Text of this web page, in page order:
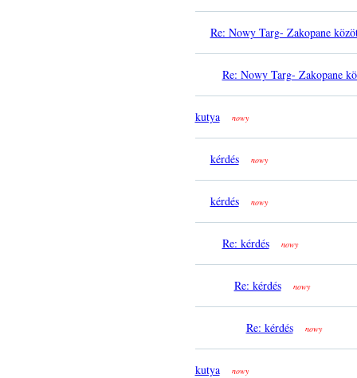
Re: Nowy Targ- Zakopane
Re: Nowy Targ- Zakopane
kutya nowy
kérdés nowy
kérdés nowy
Re: kérdés nowy
Re: kérdés nowy
Re: kérdés nowy
kutya nowy